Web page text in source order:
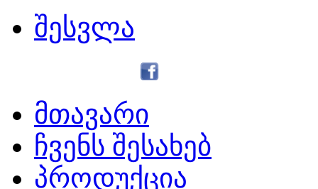
შესვლა
მთავარი
ჩვენს შესახებ
პროდუქცია